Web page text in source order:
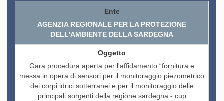
AGENZIA REGIONALE PER LA PROTEZIONE
DELL'AMBIENTE DELLA SARDEGNA
Gara procedura aperta per l'affidamento “fornitura e
messa in opera di sensori per il monitoraggio piezometrico
dei corpi idrici sotterranei e per il monitoraggio delle
principali sorgenti della regione sardegna - cup